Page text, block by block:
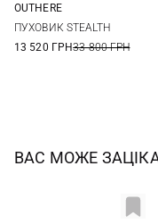
OUTHERE
ПУХОВИК STEALTH
13 520 ГРН33 800 ГРН
ВАС МОЖЕ